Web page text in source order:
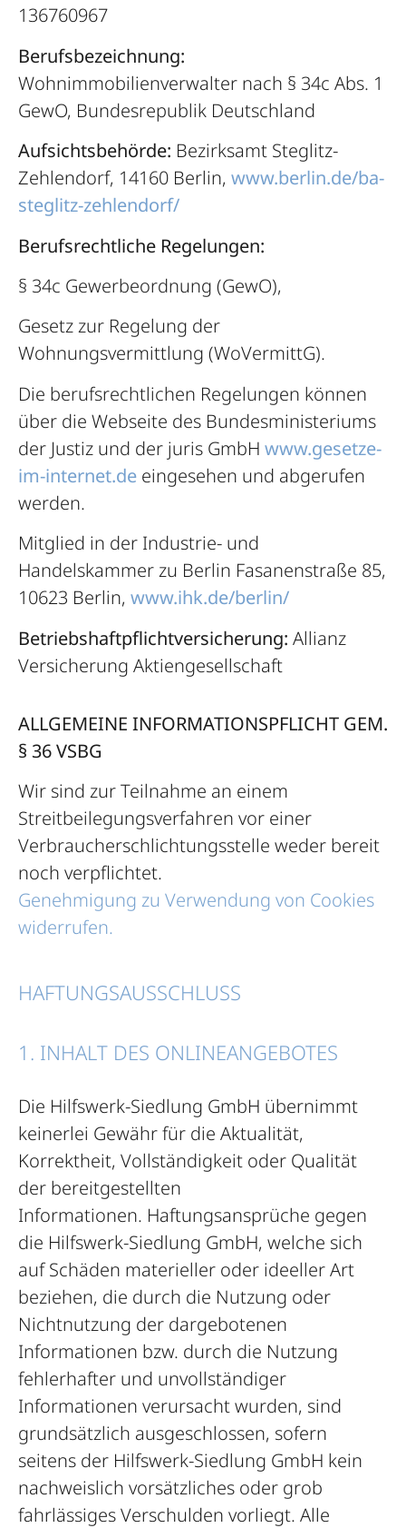
136760967
Berufsbezeichnung:
Wohnimmobilienverwalter nach § 34c Abs. 1
GewO, Bundesrepublik Deutschland
Aufsichtsbehörde: Bezirksamt Steglitz-
Zehlendorf, 14160 Berlin, www.berlin.de/ba-
steglitz-zehlendorf/
Berufsrechtliche Regelungen:
§ 34c Gewerbeordnung (GewO),
Gesetz zur Regelung der
Wohnungsvermittlung (WoVermittG).
Die berufsrechtlichen Regelungen können
über die Webseite des Bundesministeriums
der Justiz und der juris GmbH www.gesetze-
im-internet.de eingesehen und abgerufen
werden.
Mitglied in der Industrie- und
Handelskammer zu Berlin Fasanenstraße 85,
10623 Berlin, www.ihk.de/berlin/
Betriebshaftpflichtversicherung: Allianz
Versicherung Aktiengesellschaft
ALLGEMEINE INFORMATIONSPFLICHT GEM.
§ 36 VSBG
Wir sind zur Teilnahme an einem
Streitbeilegungsverfahren vor einer
Verbraucherschlichtungsstelle weder bereit
noch verpflichtet.
Genehmigung zu Verwendung von Cookies
widerrufen.
HAFTUNGSAUSSCHLUSS
1. INHALT DES ONLINEANGEBOTES
Die Hilfswerk-Siedlung GmbH übernimmt
keinerlei Gewähr für die Aktualität,
Korrektheit, Vollständigkeit oder Qualität
der bereitgestellten
Informationen. Haftungsansprüche gegen
die Hilfswerk-Siedlung GmbH, welche sich
auf Schäden materieller oder ideeller Art
beziehen, die durch die Nutzung oder
Nichtnutzung der dargebotenen
Informationen bzw. durch die Nutzung
fehlerhafter und unvollständiger
Informationen verursacht wurden, sind
grundsätzlich ausgeschlossen, sofern
seitens der Hilfswerk-Siedlung GmbH kein
nachweislich vorsätzliches oder grob
fahrlässiges Verschulden vorliegt. Alle